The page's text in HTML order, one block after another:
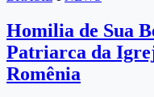
Homilia de Sua
Patriarca da
Romênia